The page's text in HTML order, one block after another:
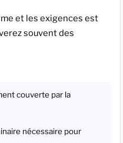
et les exigences est
souvent des
couverte par la
nécessaire pour